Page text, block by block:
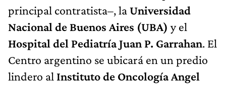
principal contratista–, laUniversidad
Nacional de Buenos Aires (UBA) y el
Hospital del Pediatría Juan P. Garrahan. El
Centro argentino se ubicará en un predio
lindero al Instituto de Oncología Angel